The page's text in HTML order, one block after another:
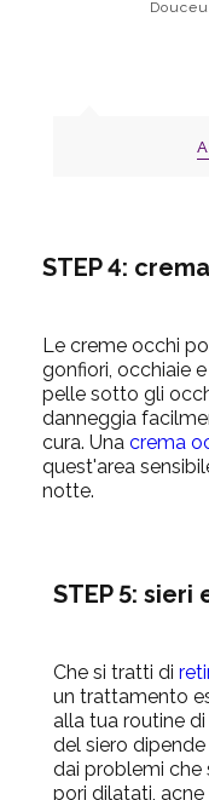
STEP 4:
Le creme occhi
gonfiori, occhiaie
pelle sotto gli
danneggia
cura. Una crema
quest'area
notte.
STEP 5:
Che si tratti di
un trattamento
alla tua routine
del siero
dai problemi che
pori dilatati,